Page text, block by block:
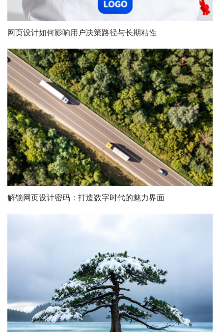
网页设计如何影响用户决策路径与长期粘性
解锁网页设计密码：打造数字时代的魅力界面